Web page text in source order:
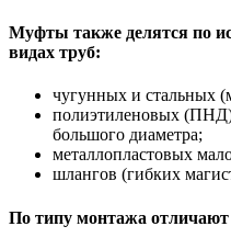
Муфты также делятся по
видах труб:
чугунных и стальных
полиэтиленовых
большого диаметра;
металлопластовых
шлангов (гибких
По типу монтажа